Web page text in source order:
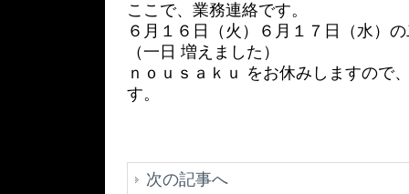
ここで、業務連絡です。
６月１６日（火）６月１７日（水）
（一日 増えました）
ｎｏｕｓａｋｕ をお休みしますので
す。
次の記事へ